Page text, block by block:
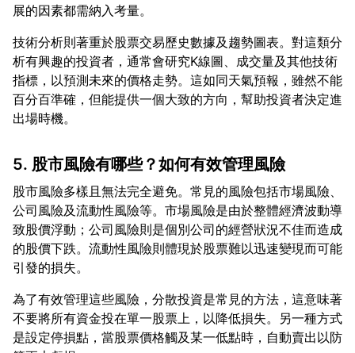
技術分析則著重於股票交易歷史數據及趨勢圖表。對這類分
析有興趣的投資者，通常會研究K線圖、成交量及其他技術
指標，以預測未來的價格走勢。這如同天氣預報，雖然不能
百分百準確，但能提供一個大致的方向，幫助投資者決定進
5. 股市風險有哪些？如何有效管理風險
股市風險多樣且無法完全避免。常見的風險包括市場風險、
公司風險及流動性風險等。市場風險是由於整體經濟波動導
致股價浮動；公司風險則是個別公司的經營狀況不佳而造成
的股價下跌。流動性風險則體現於股票難以迅速變現而可能
為了有效管理這些風險，分散投資是常見的方法，這意味著
不要將所有資金投在單一股票上，以降低損失。另一種方式
是設定停損點，當股票價格觸及某一低點時，自動賣出以防